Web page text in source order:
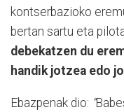
kontserbazioko
bertan sartu eta
debekatzen du
handik jotzea edo
Ebazpenak dio: “